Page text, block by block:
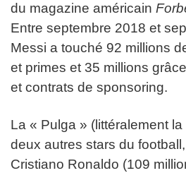
du magazine américain
Entre septembre 2018 et
Messi a touché 92 millions
et primes et 35 millions
et contrats de sponsoring.
La « Pulga » (littéralement
deux autres stars du
Cristiano Ronaldo (109